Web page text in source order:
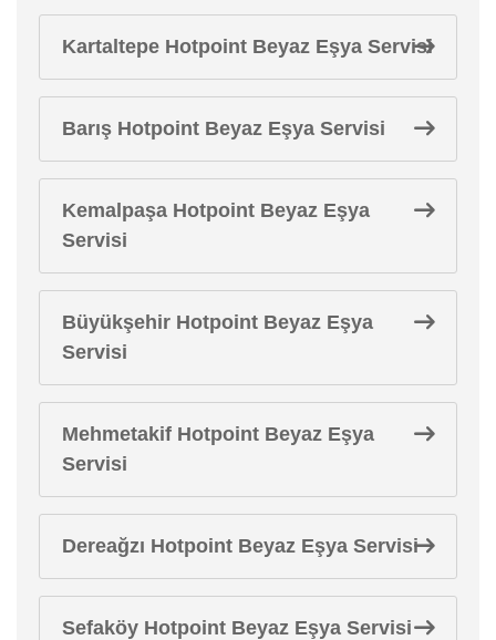
Kartaltepe Hotpoint Beyaz Eşya Servisi
Barış Hotpoint Beyaz Eşya Servisi
Kemalpaşa Hotpoint Beyaz Eşya
Servisi
Büyükşehir Hotpoint Beyaz Eşya
Servisi
Mehmetakif Hotpoint Beyaz Eşya
Servisi
Dereağzı Hotpoint Beyaz Eşya Servisi
Sefaköy Hotpoint Beyaz Eşya Servisi